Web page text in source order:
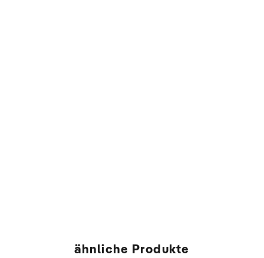
ähnliche Produkte